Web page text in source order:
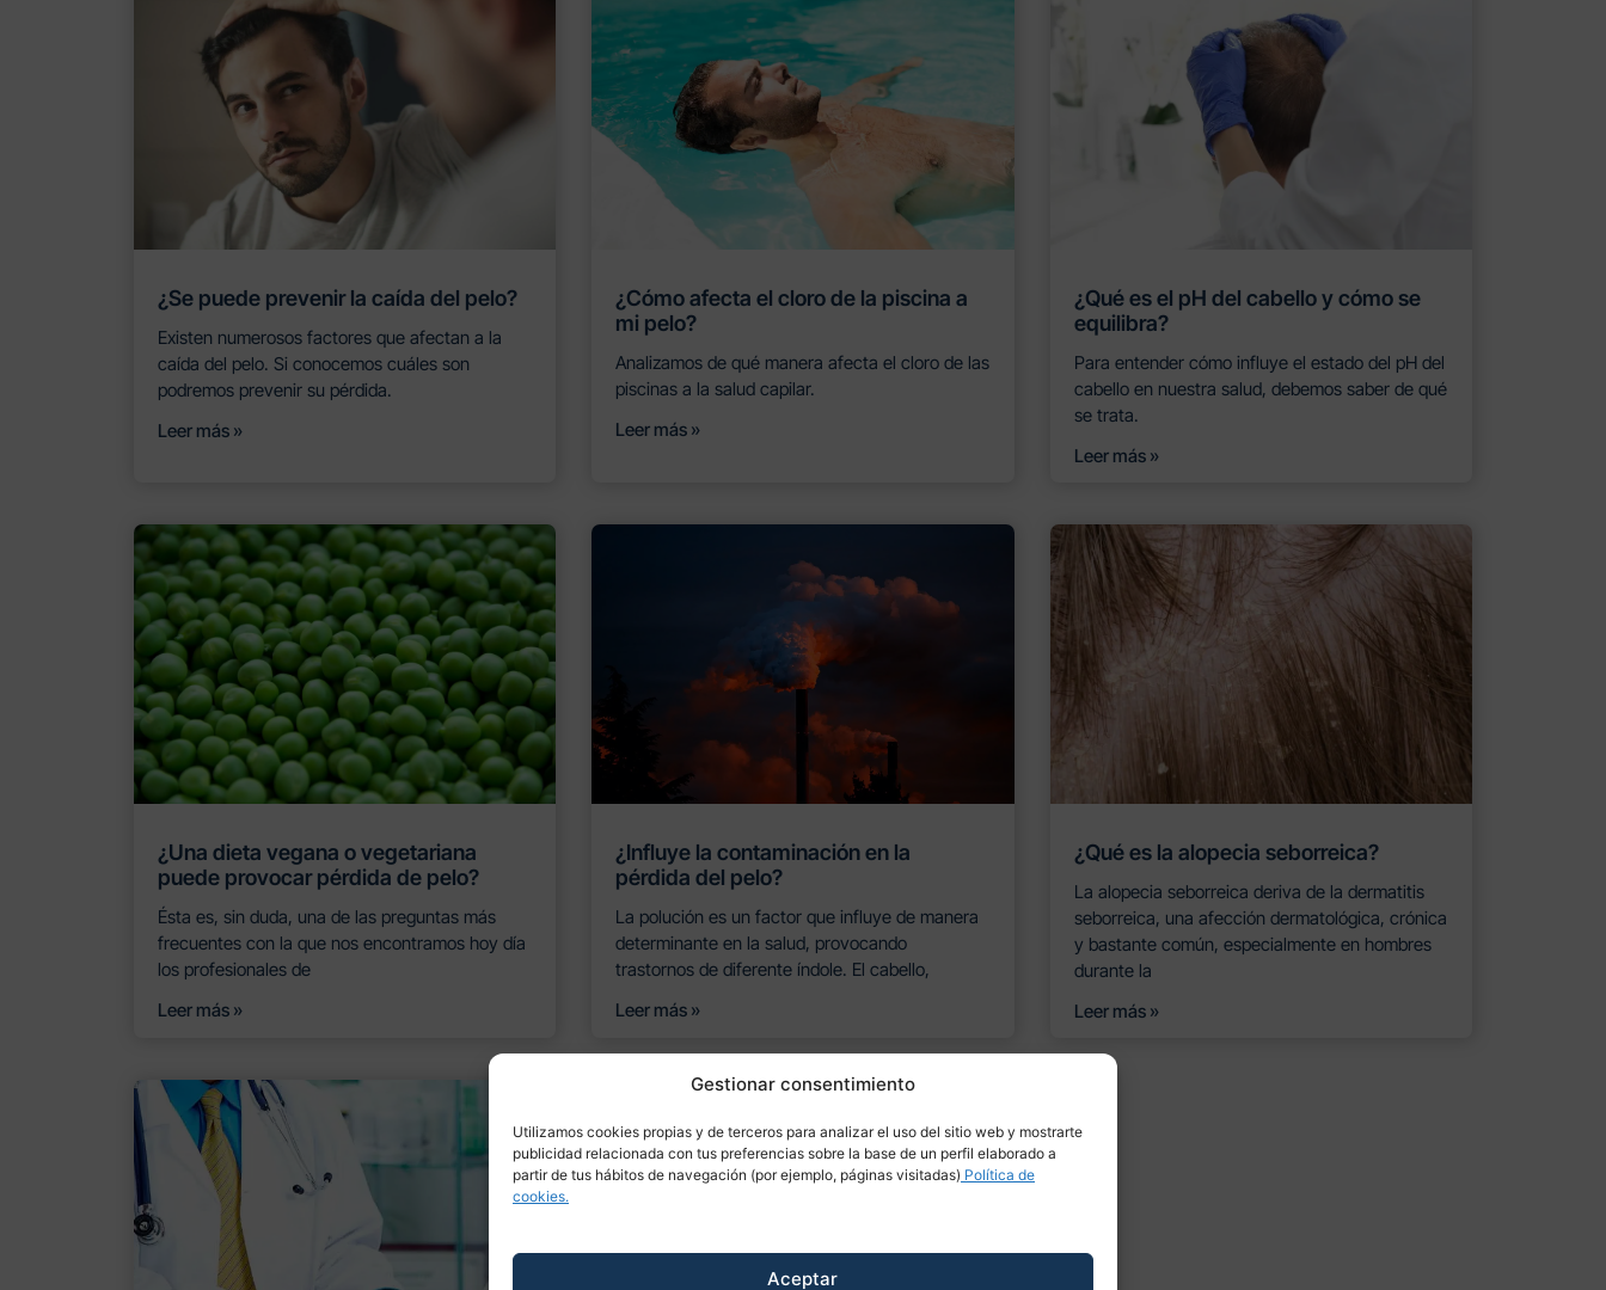
Gestionar consentimiento
Utilizamos cookies propias y de terceros para analizar el uso del sitio web y mostrarte
publicidad relacionada con tus preferencias sobre la base de un perfil elaborado a
partir de tus hábitos de navegación (por ejemplo, páginas visitadas) Política de
cookies.
Aceptar
¿Se puede prevenir la caída del pelo?
Existen numerosos factores que afectan a la
caída del pelo. Si conocemos cuáles son
podremos prevenir su pérdida.
Leer más »
¿Cómo afecta el cloro de la piscina a
mi pelo?
Analizamos de qué manera afecta el cloro de las
piscinas a la salud capilar.
Leer más »
¿Qué es el pH del cabello y cómo se
equilibra?
Para entender cómo influye el estado del pH del
cabello en nuestra salud, debemos saber de qué
se trata.
Leer más »
¿Una dieta vegana o vegetariana
puede provocar pérdida de pelo?
Ésta es, sin duda, una de las preguntas más
frecuentes con la que nos encontramos hoy día
los profesionales de
Leer más »
¿Influye la contaminación en la
pérdida del pelo?
La polución es un factor que influye de manera
determinante en la salud, provocando
trastornos de diferente índole. El cabello,
Leer más »
¿Qué es la alopecia seborreica?
La alopecia seborreica deriva de la dermatitis
seborreica, una afección dermatológica, crónica
y bastante común, especialmente en hombres
durante la
Leer más »